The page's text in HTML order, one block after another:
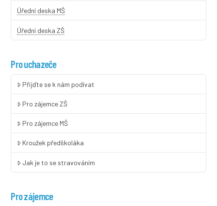
Úřední deska MŠ
Úřední deska ZŠ
Pro uchazeče
Přijďte se k nám podívat
Pro zájemce ZŠ
Pro zájemce MŠ
Kroužek předškoláka
Jak je to se stravováním
Pro zájemce